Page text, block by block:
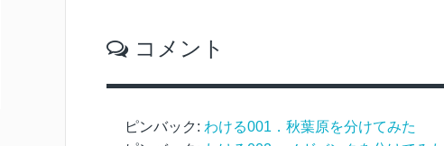
コメント
ピンバック: わける001．秋葉原を分けてみた